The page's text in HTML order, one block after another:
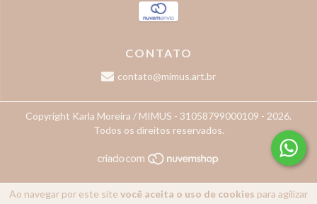
Ao navegar por este site você aceita o uso de cookies para agilizar
CONTATO
contato@mimus.art.br
Copyright Karla Moreira / MIMUS - 31058799000109 - 2026.
Todos os direitos reservados.